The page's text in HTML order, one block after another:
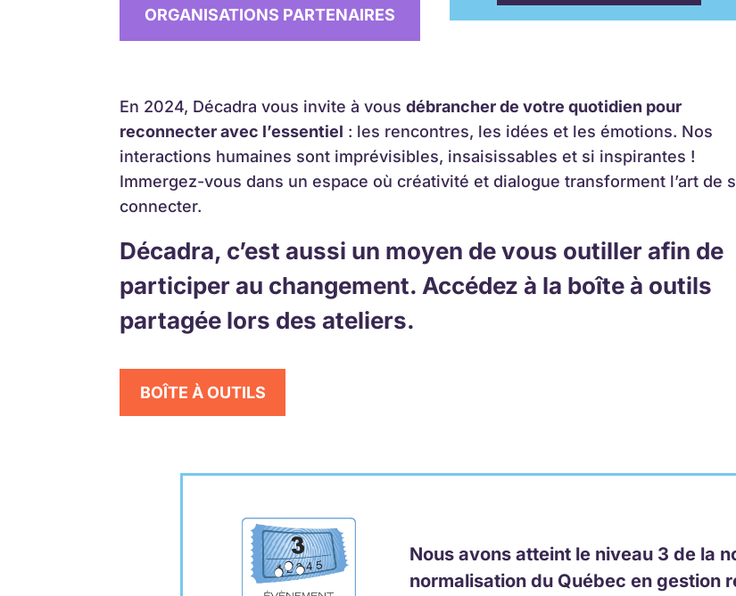
ORGANISATIONS PARTENAIRES
En 2024, Décadra vous invite à vousdébrancher de votre quotidien pour
reconnecter avec l’essentiel : les rencontres, les idées et les émotions. Nos
interactions humaines sont imprévisibles, insaisissables et si inspirantes !
Immergez-vous dans un espace où créativité et dialogue transforment l’art de
connecter.
Décadra, c’est aussi un moyen de vous outiller afin de
participer au changement. Accédez à la boîte à outils
partagée lors des ateliers.
BOÎTE À OUTILS
Nous avons atteint le niveau 3 de la
normalisation du Québec en gestion